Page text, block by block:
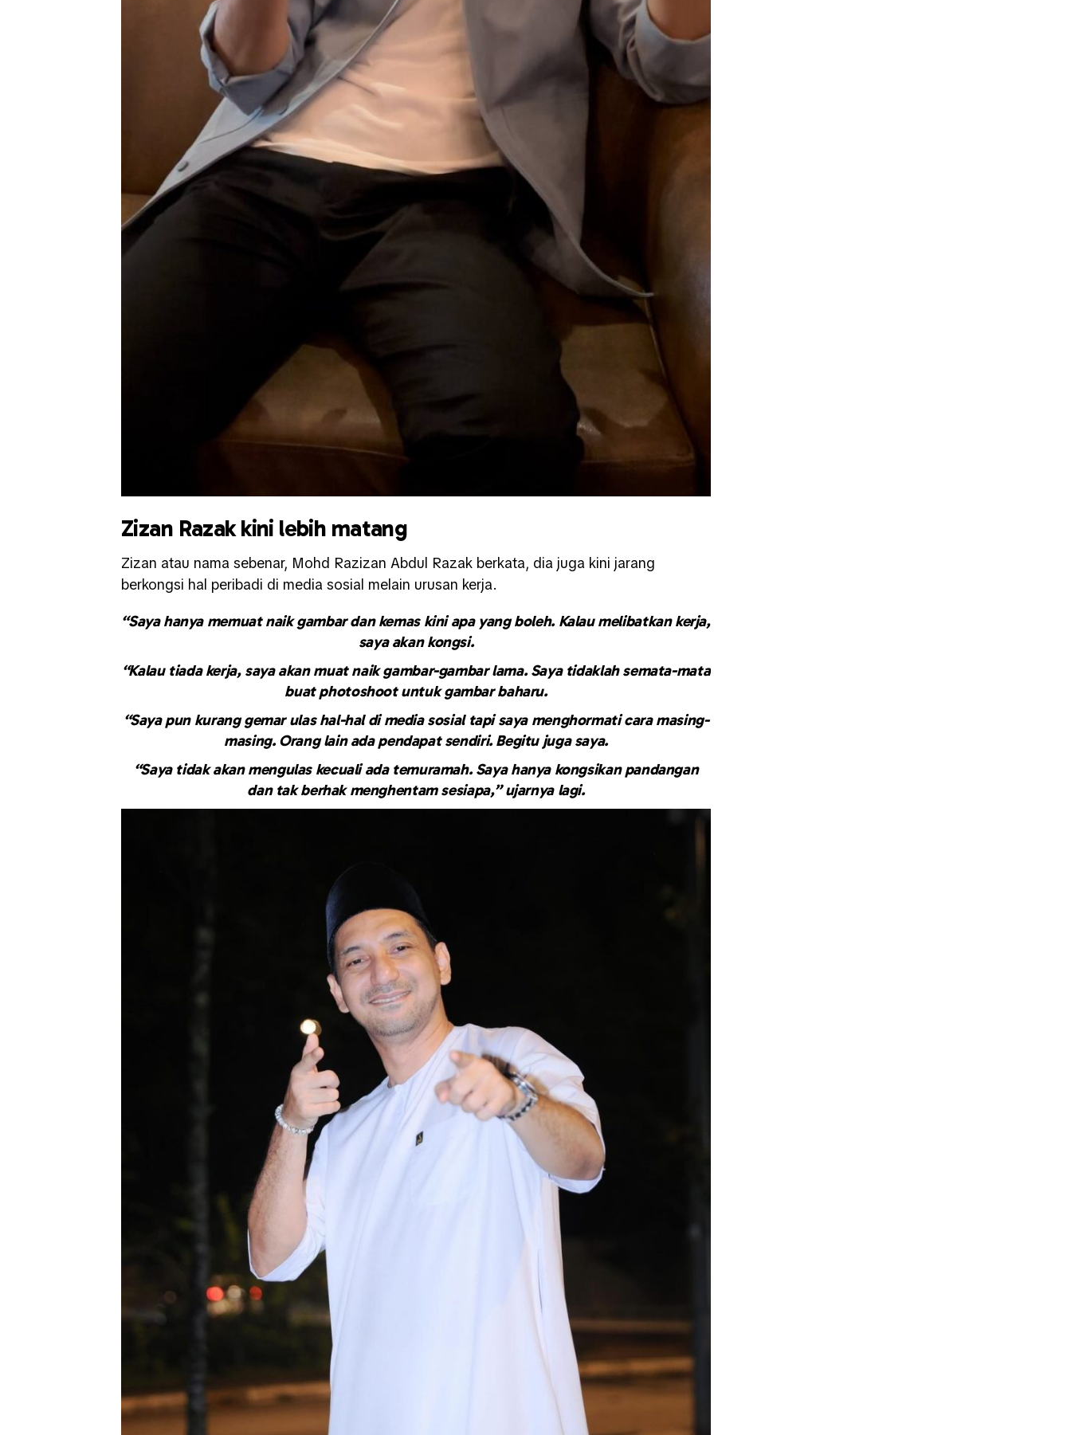
Zizan Razak kini lebih matang
Zizan atau nama sebenar, Mohd Razizan Abdul Razak berkata, dia juga kini jarang
berkongsi hal peribadi di media sosial melain urusan kerja.
“Saya hanya memuat naik gambar dan kemas kini apa yang boleh. Kalau melibatkan kerja,
saya akan kongsi.
“Kalau tiada kerja, saya akan muat naik gambar-gambar lama. Saya tidaklah semata-mata
buat photoshoot untuk gambar baharu.
“Saya pun kurang gemar ulas hal-hal di media sosial tapi saya menghormati cara masing-
masing. Orang lain ada pendapat sendiri. Begitu juga saya.
“Saya tidak akan mengulas kecuali ada temuramah. Saya hanya kongsikan pandangan
dan tak berhak menghentam sesiapa,” ujarnya lagi.